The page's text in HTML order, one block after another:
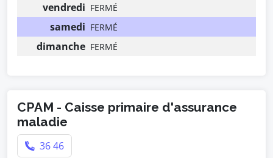
vendredi FERMÉ
samedi FERMÉ
dimanche FERMÉ
CPAM - Caisse primaire d'assurance
maladie
36 46